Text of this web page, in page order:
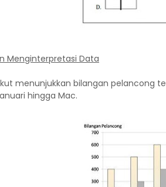
Menginterpretasi Data
menunjukkan bilangan pelancong
hingga Mac.